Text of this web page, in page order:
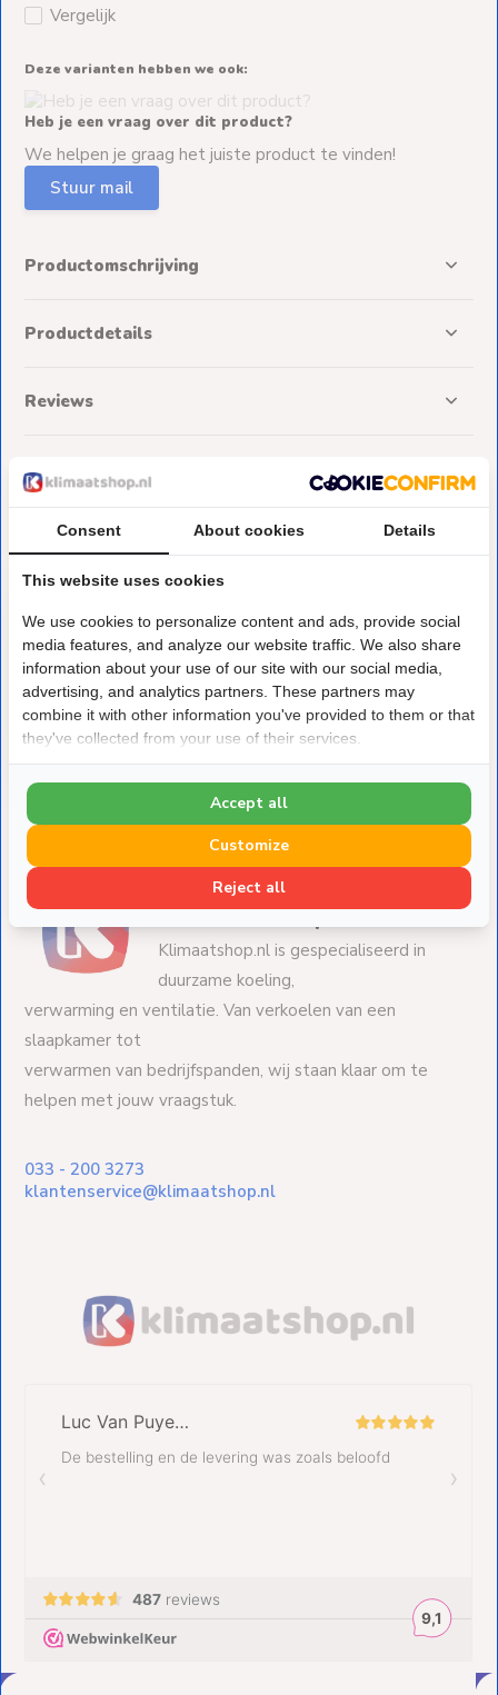
Vergelijk
Deze varianten hebben we ook:
Heb je een vraag over dit product?
We helpen je graag het juiste product te vinden!
Stuur mail
Productomschrijving
Productdetails
Reviews
Delen
Deze heb je eerder bekeken
Elektrische Keukenboiler Close-in 13 Liter 1500W
Deliverytime
Klimaatshop.nl is gespecialiseerd in
duurzame koeling,
verwarming en ventilatie. Van verkoelen van een
slaapkamer tot
verwarmen van bedrijfspanden, wij staan klaar om te
helpen met jouw vraagstuk.
033 - 200 3273
klantenservice@klimaatshop.nl
Consent About cookies Details
This website uses cookies
We use cookies to personalize content and ads, provide social
media features, and analyze our website traffic. We also share
information about your use of our site with our social media,
advertising, and analytics partners. These partners may
combine it with other information you've provided to them or that
they've collected from your use of their services.
Reject all
Customize
Accept all